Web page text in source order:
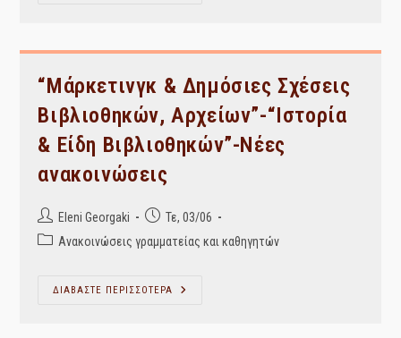
Υλικού”
Παρασκευή
5/6
“Μάρκετινγκ & Δημόσιες Σχέσεις
Βιβλιοθηκών, Αρχείων”-“Ιστορία
& Είδη Βιβλιοθηκών”-Νέες
ανακοινώσεις
Post
author:
Eleni Georgaki
Post
published:
Τε, 03/06
PostΑνακοινώσεις γραμματείας και καθηγητών
ΔΙΑΒΑΣΤΕ ΠΕΡΙΣΣΟΤΕΡΑ
“Μάρκετινγκ